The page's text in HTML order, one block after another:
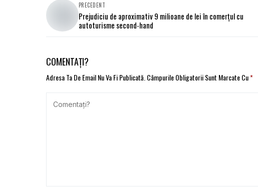
PRECEDENT
Prejudiciu de aproximativ 9 milioane de lei în comerțul cu
autoturisme second-hand
COMENTAȚI?
Adresa Ta De Email Nu Va Fi Publicată. Câmpurile Obligatorii Sunt Marcate Cu*